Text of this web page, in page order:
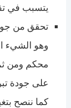
يتسبب في
تحقق من
وهو الشيء
محكم ومن ثم
على جودة
كما ننصح